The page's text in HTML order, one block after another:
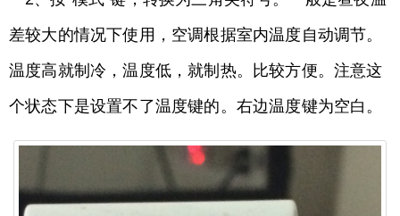
差较大的情况下使用，空调根据室内温度自动调节。
温度高就制冷，温度低，就制热。比较方便。注意这
个状态下是设置不了温度键的。右边温度键为空白。